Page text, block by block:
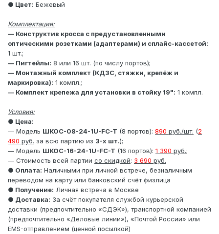
● Цвет: Бежевый
Комплектация:
— Конструктив кросса с предустановленными
оптическими розетками (адаптерами) и сплайс-кассетой:
1 шт.;
— Пигтейлы: 8 или 16 шт. (по числу портов);
— Монтажный комплект (КДЗС, стяжки, крепёж и
маркировка): 1 компл.;
— Комплект крепежа для установки в стойку 19": 1 компл.
Условия:
● Цена:
— Модель ШКОС-08-24-1U-FC-T (8 портов): 890 руб./шт. (2
490 руб. за всю партию из 3-х шт.);
— Модель ШКОС-16-24-1U-FC-T (16 портов): 1 390 руб.;
— Стоимость всей партии со скидкой: 3 690 руб.
● Оплата: Наличными при личной встрече, безналичным
переводом на карту или банковский счёт физлица
● Получение: Личная встреча в Москве
● Доставка: За счёт покупателя службой курьерской
доставки (предпочтительно «СДЭК»), транспортной компанией
(предпочтительно «Деловые линии»), «Почтой России» или
EMS-отправлением (ценной посылкой)